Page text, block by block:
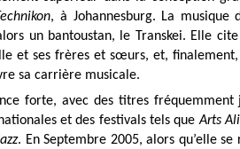
, à Johannesburg. La
un bantoustan, le Transkei. Elle
et ses frères et sœurs, et,
sa carrière musicale.
forte, avec des titres
et des festivals tels queArts
. En Septembre 2005, alors qu’elle